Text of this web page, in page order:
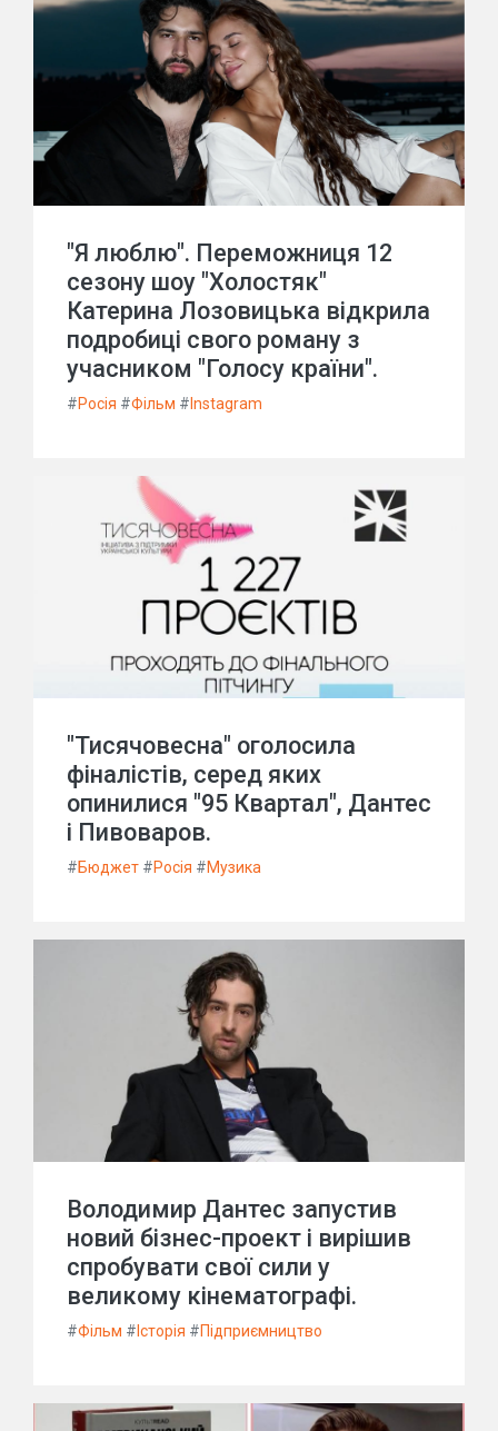
"Я люблю". Переможниця 12
сезону шоу "Холостяк"
Катерина Лозовицька відкрила
подробиці свого роману з
учасником "Голосу країни".
#Росія #Фільм # Instagram
"Тисячовесна" оголосила
фіналістів, серед яких
опинилися "95 Квартал", Дантес
і Пивоваров.
#Бюджет #Росія #Музика
Володимир Дантес запустив
новий бізнес-проект і вирішив
спробувати свої сили у
великому кінематографі.
#Фільм # Історія #Підприємництво